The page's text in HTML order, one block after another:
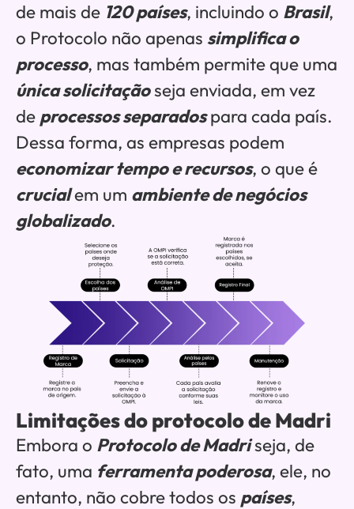
de mais de 120 países, incluindo o Brasil,
o Protocolo não apenas simplifica o
processo, mas também permite que uma
única solicitaçãoseja enviada, em vez
de processos separadospara cada país.
Dessa forma, as empresas podem
economizar tempo e recursos, o que é
crucialem um ambiente de negócios
globalizado.
Limitações do protocolo de Madri
Embora o Protocolo de Madriseja, de
fato, uma ferramenta poderosa, ele, no
entanto, não cobre todos os países,